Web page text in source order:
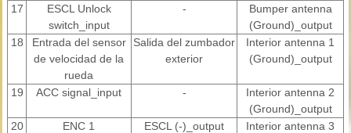
17
ESCL Unlock
switch_input
-
Bumper antenna
(Ground)_output
18
Entrada del sensor
de velocidad de la
rueda
Salida del zumbador
exterior
Interior antenna 1
(Ground)_output
19 ACC signal_input -
Interior antenna 2
(Ground)_output
20
ENC 1 ESCL (-)_output
Interior antenna 3